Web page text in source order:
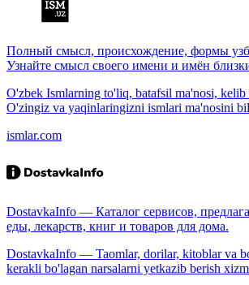
Полный смысл, происхождение, формы
Узнайте смысл своего имени и имён
O'zbek Ismlarning to'liq, batafsil ma'nosi,
O'zingiz va yaqinlaringizni ismlari ma'nosini
ismlar.com
DostavkaInfo — Каталог сервисов,
еды, лекарств, книг и товаров для дома.
DostavkaInfo — Taomlar, dorilar, kitoblar va
kerakli bo'lagan narsalarni yetkazib berish